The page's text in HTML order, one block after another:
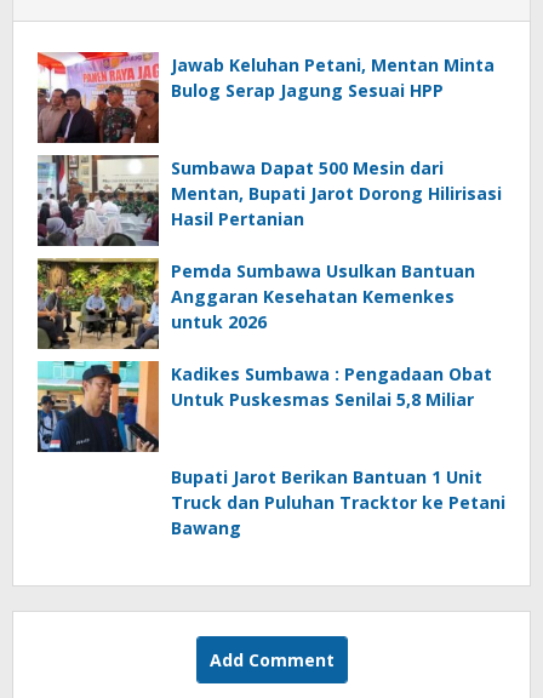
Jawab Keluhan Petani, Mentan Minta
Bulog Serap Jagung Sesuai HPP
Sumbawa Dapat 500 Mesin dari
Mentan, Bupati Jarot Dorong Hilirisasi
Hasil Pertanian
Pemda Sumbawa Usulkan Bantuan
Anggaran Kesehatan Kemenkes
untuk 2026
Kadikes Sumbawa : Pengadaan Obat
Untuk Puskesmas Senilai 5,8 Miliar
Bupati Jarot Berikan Bantuan 1 Unit
Truck dan Puluhan Tracktor ke Petani
Bawang
Add Comment